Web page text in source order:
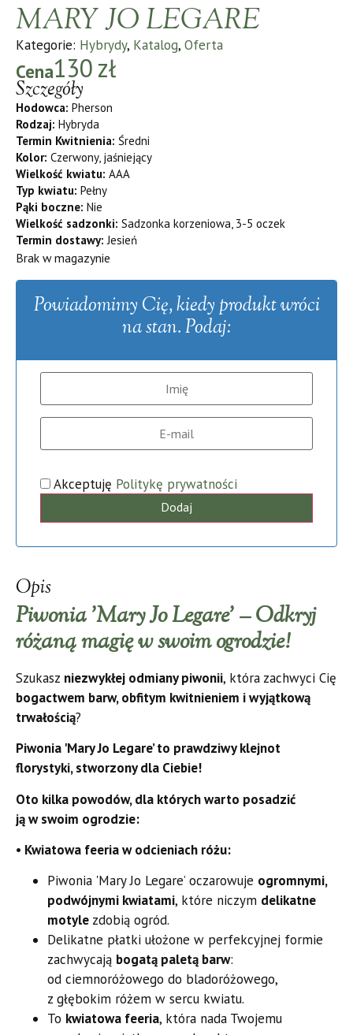
MARY JO LEGARE
Kategorie: Hybrydy, Katalog, Oferta
Cena130zł
Szczegóły
Hodowca: Pherson
Rodzaj: Hybryda
Termin Kwitnienia: Średni
Kolor: Czerwony, jaśniejący
Wielkość kwiatu: AAA
Typ kwiatu: Pełny
Pąki boczne: Nie
Wielkość sadzonki: Sadzonka korzeniowa, 3-5 oczek
Termin dostawy: Jesień
Brak w magazynie
Powiadomimy Cię, kiedy produkt wróci
na stan. Podaj:
Akceptuję Politykę prywatności
Dodaj
Opis
Piwonia 'Mary Jo Legare’ – Odkryj
różaną magię w swoim ogrodzie!
Szukasz niezwykłej odmiany piwonii, która zachwyci Cię
bogactwem barw, obfitym kwitnieniem i wyjątkową
trwałością?
Piwonia 'Mary Jo Legare’ to prawdziwy klejnot
florystyki, stworzony dla Ciebie!
Oto kilka powodów, dla których warto posadzić
ją w swoim ogrodzie:
• Kwiatowa feeria w odcieniach różu:
Piwonia 'Mary Jo Legare’ oczarowuje ogromnymi,
podwójnymi kwiatami, które niczym delikatne
motyle zdobią ogród.
Delikatne płatki ułożone w perfekcyjnej formie
zachwycają bogatą paletą barw:
od ciemnoróżowego do bladoróżowego,
z głębokim różem w sercu kwiatu.
To kwiatowa feeria, która nada Twojemu